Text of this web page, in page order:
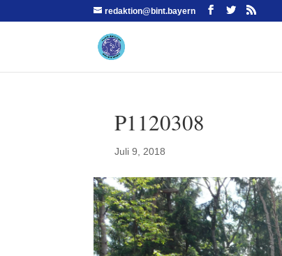
redaktion@bint.bayern
P1120308
Juli 9, 2018